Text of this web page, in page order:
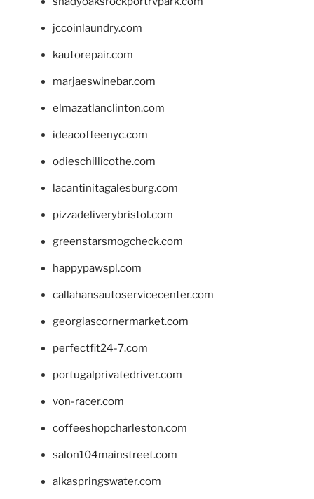
jccoinlaundry.com
kautorepair.com
marjaeswinebar.com
elmazatlanclinton.com
ideacoffeenyc.com
odieschillicothe.com
lacantinitagalesburg.com
pizzadeliverybristol.com
greenstarsmogcheck.com
happypawspl.com
callahansautoservicecenter.com
georgiascornermarket.com
perfectfit24-7.com
portugalprivatedriver.com
von-racer.com
coffeeshopcharleston.com
salon104mainstreet.com
alkaspringswater.com